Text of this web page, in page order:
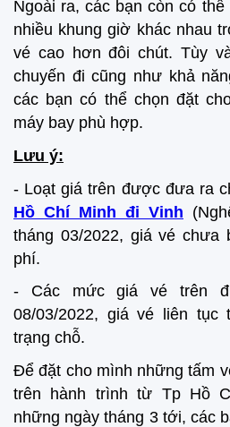
Ngoài ra, các bạn còn có
nhiều khung giờ khác nhau
vé cao hơn đôi chút. Tùy
chuyến đi cũng như khả
các bạn có thể chọn đặt
máy bay phù hợp.
Lưu ý:
- Loạt giá trên được đưa ra
Hồ Chí Minh đi Vinh
tháng 03/2022, giá vé chưa
phí.
- Các mức giá vé trên
08/03/2022, giá vé liên tục
trạng chỗ.
Để đặt cho mình những tấm
trên hành trình từ Tp Hồ
những ngày tháng 3 tới, các